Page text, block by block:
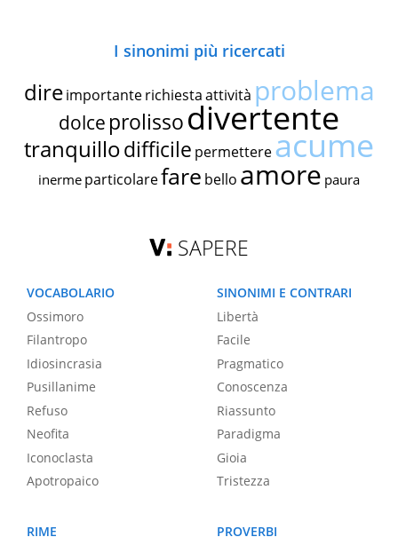
I sinonimi più ricercati
dire importante richiestaattività problema
dolce prolissodivertente
tranquillodifficile permettereacume
inerme particolarefare bello amore paura
SAPERE
VOCABOLARIO
Ossimoro
Filantropo
Idiosincrasia
Pusillanime
Refuso
Neofita
Iconoclasta
Apotropaico
SINONIMI E CONTRARI
Libertà
Facile
Pragmatico
Conoscenza
Riassunto
Paradigma
Gioia
Tristezza
RIME
PROVERBI